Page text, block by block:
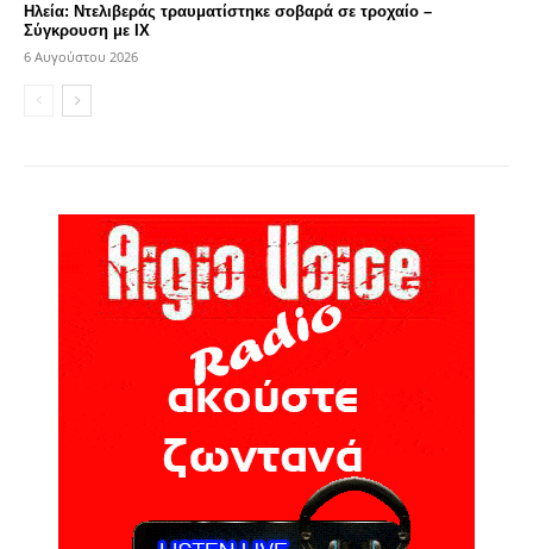
Ηλεία: Ντελιβεράς τραυματίστηκε σοβαρά σε τροχαίο –
Σύγκρουση με ΙΧ
6 Αυγούστου 2026